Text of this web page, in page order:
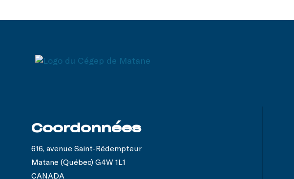
Coordonnées
616, avenue Saint-Rédempteur
Matane (Québec) G4W 1L1
CANADA